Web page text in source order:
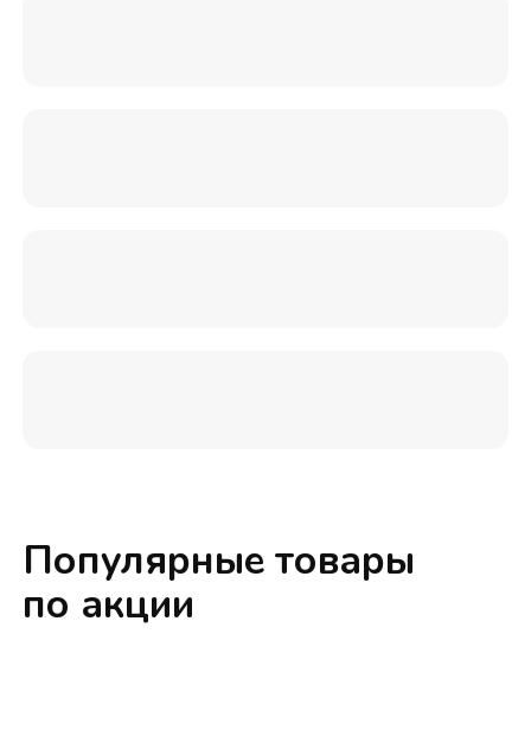
Популярные товары
по акции